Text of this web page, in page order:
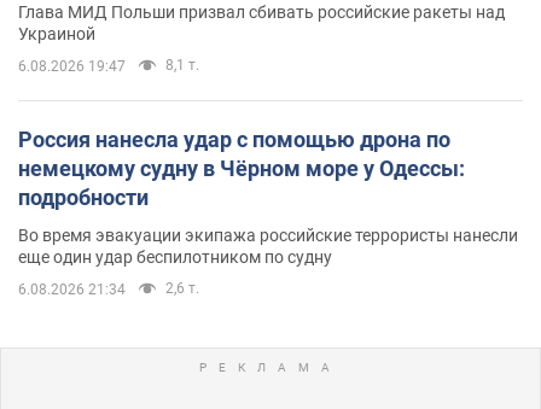
Глава МИД Польши призвал сбивать российские ракеты над
Украиной
6.08.2026 19:47 8,1 т.
Россия нанесла удар с помощью дрона по
немецкому судну в Чёрном море у Одессы:
подробности
Во время эвакуации экипажа российские террористы нанесли
еще один удар беспилотником по судну
6.08.2026 21:34 2,6 т.